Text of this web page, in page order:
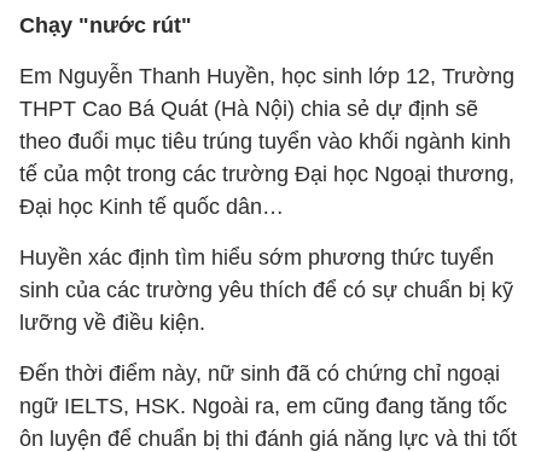
Chạy "nước rút"
Em Nguyễn Thanh Huyền, học sinh lớp 12, Trường
THPT Cao Bá Quát (Hà Nội) chia sẻ dự định sẽ
theo đuổi mục tiêu trúng tuyển vào khối ngành kinh
tế của một trong các trường Đại học Ngoại thương,
Đại học Kinh tế quốc dân…
Huyền xác định tìm hiểu sớm phương thức tuyển
sinh của các trường yêu thích để có sự chuẩn bị kỹ
lưỡng về điều kiện.
Đến thời điểm này, nữ sinh đã có chứng chỉ ngoại
ngữ IELTS, HSK. Ngoài ra, em cũng đang tăng tốc
ôn luyện để chuẩn bị thi đánh giá năng lực và thi tốt